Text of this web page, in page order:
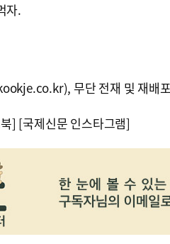
자.
무단 전재 및 재배
] [국제신문 인스타그램]